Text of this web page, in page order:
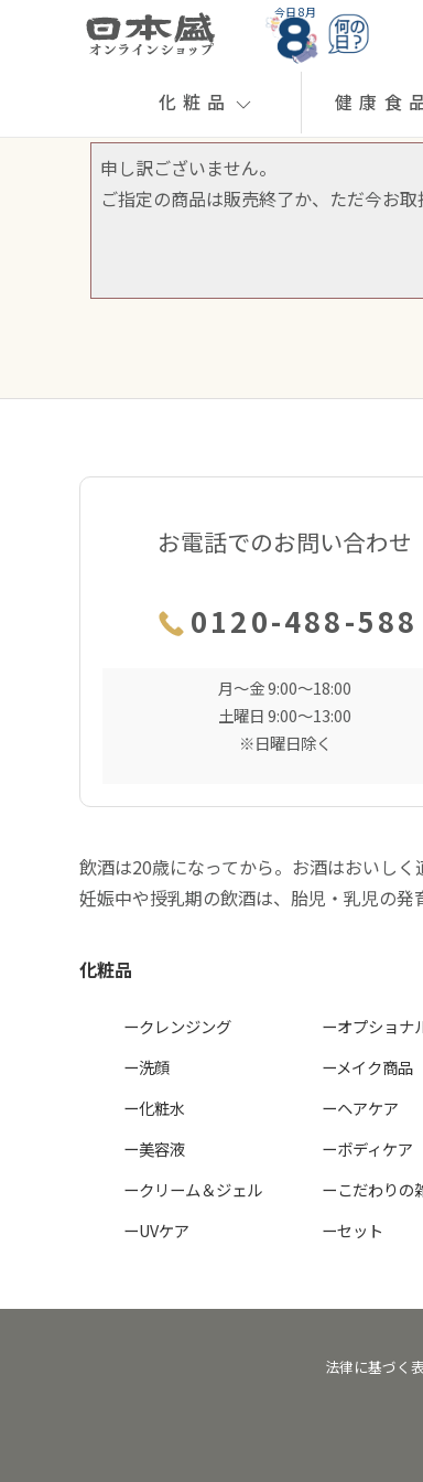
今日 8月
化粧品 健康食
申し訳ございません。
ご指定の商品は販売終了か、ただ今お取
お電話でのお問い合わせ
0120-488-588
月〜金 9:00〜18:00
土曜日 9:00〜13:00
※日曜日除く
飲酒は20歳になってから。お酒はおいし
妊娠中や授乳期の飲酒は、胎児・乳児の発
化粧品
ークレンジング
ー洗顔
ー化粧水
ー美容液
ークリーム＆ジェル
ーUVケア
ーオプショナ
ーメイク商品
ーヘアケア
ーボディケア
ーこだわりの
ーセット
法律に基づく